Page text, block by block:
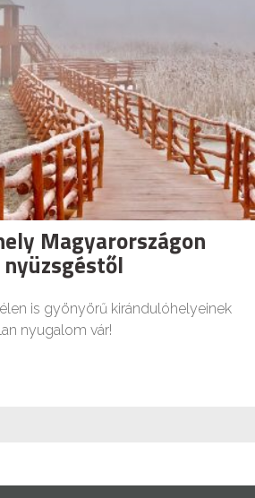
Magyarországon
is gyönyörű kirándulóhelyeinek
nyugalom vár!